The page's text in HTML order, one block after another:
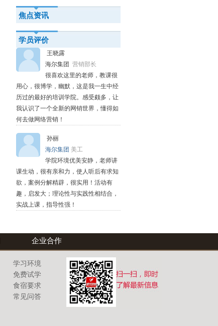
焦点资讯
学员评价
王晓露
海尔集团 营销部长
很喜欢这里的老师，教课很
用心，很博学，幽默，这是我一生中经
历过的最好的培训学院。感受颇多，让
我认识了一个全新的网销世界，懂得如
何去做网络营销！
孙丽
海尔集团 美工
学院环境优美安静，老师讲
课生动，很有亲和力，使人听后有求知
欲，案例分解精辟，很实用！活动有
趣，启发大；理论性与实践性相结合，
实战上课，指导性强！
企业合作
学习环境
免费试学
食宿要求
常见问答